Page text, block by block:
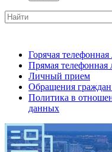
Горячая
Прямая телефонная
Личный прием
Обращения
Политика в
данных